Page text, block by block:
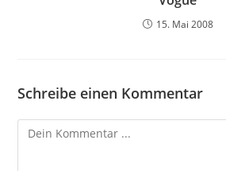
15. Mai 2008
Schreibe einen Kommentar
Kommentieren